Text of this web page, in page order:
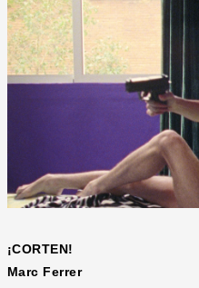
¡CORTEN!
Marc Ferrer